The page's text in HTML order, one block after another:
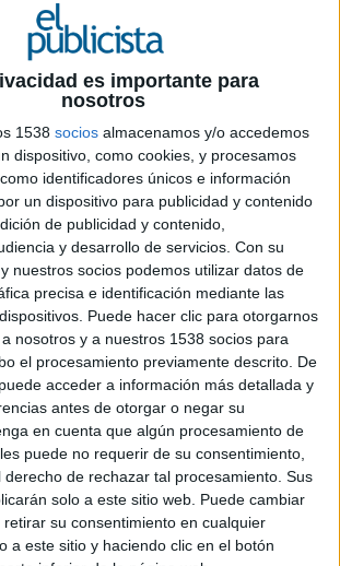
es importante para
nosotros
1538 socios almacenamos y/o accedemos
dispositivo, como cookies, y procesamos
identificadores únicos e información
un dispositivo para publicidad y contenido
de publicidad y contenido,
y desarrollo de servicios. Con su
nuestros socios podemos utilizar datos de
precisa e identificación mediante las
Puede hacer clic para otorgarnos
nosotros y a nuestros 1538 socios para
el procesamiento previamente descrito. De
acceder a información más detallada y
antes de otorgar o negar su
en cuenta que algún procesamiento de
puede no requerir de su consentimiento,
derecho de rechazar tal procesamiento. Sus
solo a este sitio web. Puede cambiar
su consentimiento en cualquier
a este sitio y haciendo clic en el botón
hay publicaciones gratuitas
a los intereses comerciales
la credibilidad del producto
Benjumea, director general
asegura que "nosotros nos
una línea de total
respecto a nuestros clientes
de cuidar el porcentaje de
en función del número de
que no sobrepase un tanto
estipulado". Aunque el
varía según la época del
las publicaciones citadas en este
el 33% de publicidad que
de tu farmacéutico". Juan
de "Calle 20", asegura que
dirige está en torno al 15% de
admite un porcentaje mayor.
de que el binomio
esté equilibrado, a pesar
de cultura y tendencias,
gratuitas, la publicidad tiene un